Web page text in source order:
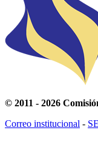
© 2011 - 2026
Correo institucional -